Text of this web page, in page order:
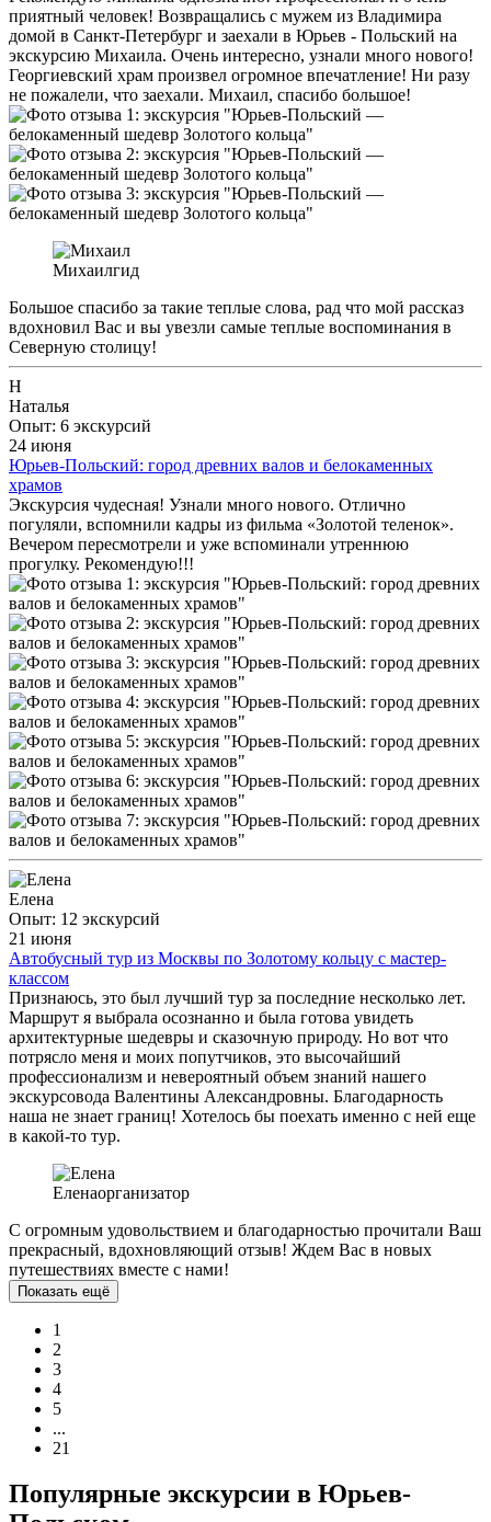
приятный человек! Возвращались с мужем из Владимира
домой в Санкт-Петербург и заехали в Юрьев - Польский на
экскурсию Михаила. Очень интересно, узнали много нового!
Георгиевский храм произвел огромное впечатление! Ни разу
не пожалели, что заехали. Михаил, спасибо большое!
Михаилгид
Большое спасибо за такие теплые слова, рад что мой рассказ
вдохновил Вас и вы увезли самые теплые воспоминания в
Северную столицу!
Н
Наталья
Опыт: 6 экскурсий
24 июня
Юрьев-Польский: город древних валов и белокаменных
храмов
Экскурсия чудесная! Узнали много нового. Отлично
погуляли, вспомнили кадры из фильма «Золотой теленок».
Вечером пересмотрели и уже вспоминали утреннюю
прогулку. Рекомендую!!!
Елена
Опыт: 12 экскурсий
21 июня
Автобусный тур из Москвы по Золотому кольцу с мастер-
классом
Признаюсь, это был лучший тур за последние несколько лет.
Маршрут я выбрала осознанно и была готова увидеть
архитектурные шедевры и сказочную природу. Но вот что
потрясло меня и моих попутчиков, это высочайший
профессионализм и невероятный объем знаний нашего
экскурсовода Валентины Александровны. Благодарность
наша не знает границ! Хотелось бы поехать именно с ней еще
в какой-то тур.
Еленаорганизатор
С огромным удовольствием и благодарностью прочитали Ваш
прекрасный, вдохновляющий отзыв! Ждем Вас в новых
путешествиях вместе с нами!
Показать ещё
1
2
3
4
5
...
21
Популярные экскурсии в Юрьев-